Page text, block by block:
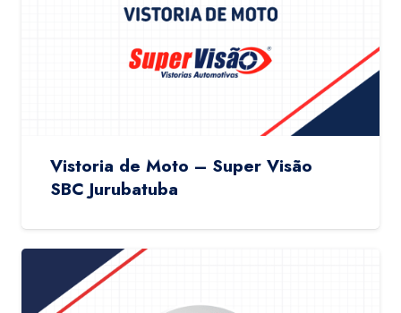
Vistoria de Moto – Super Visão
SBC Jurubatuba